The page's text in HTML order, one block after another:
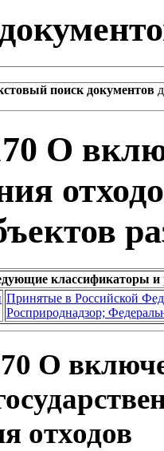
поиск документов
О
классификаторы и
Принятые в Российской
Росприроднадзор;
О
отходов